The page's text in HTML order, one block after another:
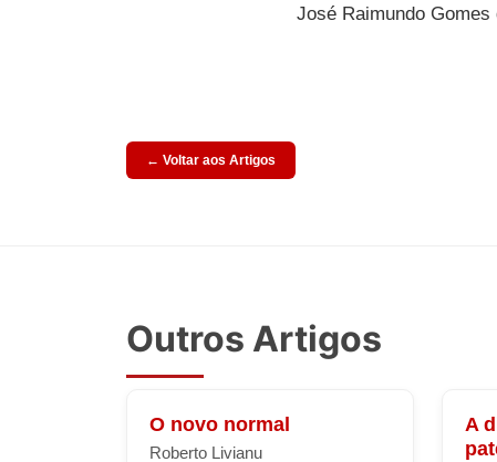
José Raimundo
← Voltar aos Artigos
Outros Artigos
O novo normal
Roberto Livianu
A